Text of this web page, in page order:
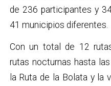
de 236 participantes y
41 municipios diferentes.
Con un total de 12
rutas nocturnas hasta
la Ruta de la Bolata y la